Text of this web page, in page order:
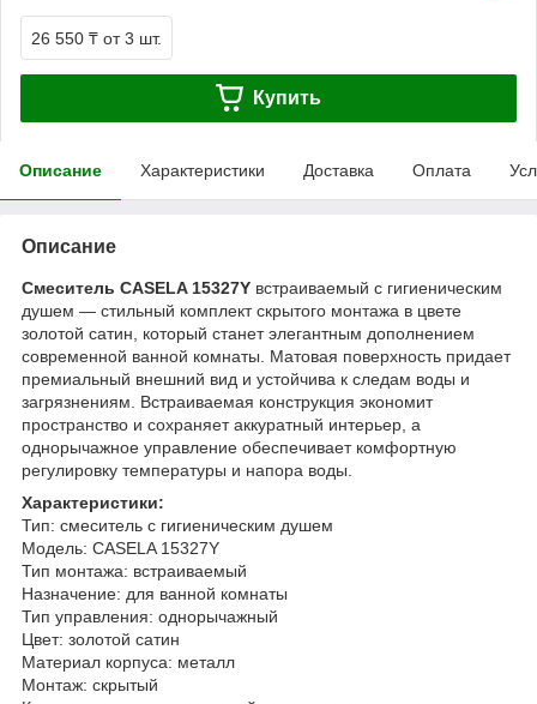
26 550 ₸ от 3 шт.
Купить
Описание Характеристики Доставка Оплата
Описание
Смеситель CASELA 15327Y встраиваемый с гигиеническим
душем — стильный комплект скрытого монтажа в цвете
золотой сатин, который станет элегантным дополнением
современной ванной комнаты. Матовая поверхность придает
премиальный внешний вид и устойчива к следам воды и
загрязнениям. Встраиваемая конструкция экономит
пространство и сохраняет аккуратный интерьер, а
однорычажное управление обеспечивает комфортную
регулировку температуры и напора воды.
Характеристики:
Тип: смеситель с гигиеническим душем
Модель: CASELA 15327Y
Тип монтажа: встраиваемый
Назначение: для ванной комнаты
Тип управления: однорычажный
Цвет: золотой сатин
Материал корпуса: металл
Монтаж: скрытый